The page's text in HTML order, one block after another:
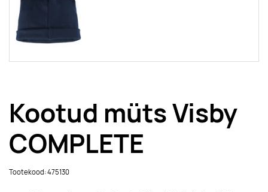
Kootud müts Visby
COMPLETE
Tootekood: 475130